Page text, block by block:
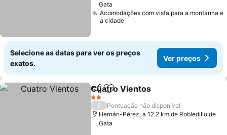
Gata
Acomodações com vista para a montanha e
a cidade
Selecione as datas para ver os preços
exatos.
Ver preços
PartilharAdicionar aos favoritos
Cuatro Vientos
2 Estrelas
/
Pontuação não disponível
Hernán-Pérez, a 12.2 km de Robledillo de
Gata